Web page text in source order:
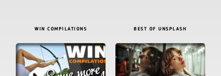
WIN COMPILATIONS BEST OF UNSPLASH